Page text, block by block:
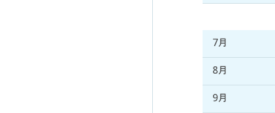
7月
8月
9月